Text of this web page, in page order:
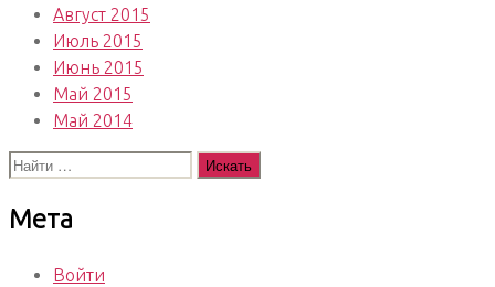
Август 2015
Июль 2015
Июнь 2015
Май 2015
Май 2014
Поиск:
Мета
Войти